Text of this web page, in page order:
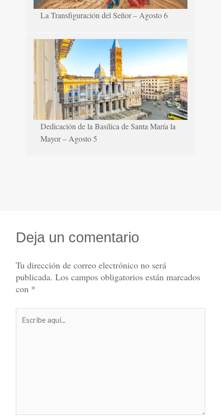
La Transfiguración del Señor – Agosto 6
Dedicación de la Basílica de Santa María la
Mayor – Agosto 5
Deja un comentario
Tu dirección de correo electrónico no será
publicada. Los campos obligatorios están marcados
con *
aquí...